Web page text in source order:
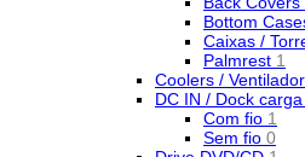
Bottom
Caixas /
Palmrest 1
Coolers /
DC IN / Dock carga
Com fio 1
Sem fio 0